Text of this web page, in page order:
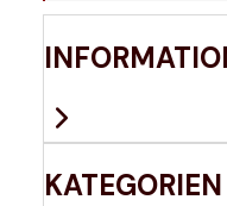
KATEGORIEN